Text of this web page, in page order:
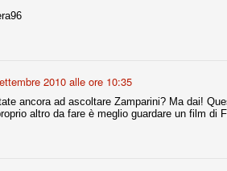
2010 alle ore 10:35
ancora ad ascoltare Zamparini? Ma dai!
altro da fare è meglio guardare un film di
del Sassuolo, così come Berardi (ora al
atto di quanto costerà. Di certo, quei
parecchio. Non sul piano sportivo, ma su